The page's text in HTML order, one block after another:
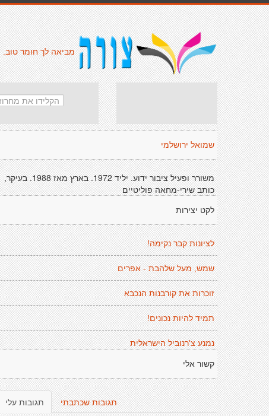
מביאה לך חומר טוב.
שמואל ירושלמי
משורר ופעיל ציבור ידוע. יליד 1972. בארץ מאז 1988. בעיקר,
כותב שירי-מחאה פוליטיים
לקט יצירות
לציונות קבר נקימה!
שמש, מעל שלהבת - אפרים
זוכרות את קורבנות הנכבא
תמיד להיות נכונים!
נמנע צ'רנוביל הישראלית
קשור אלי
תגובות עלי תגובות שכתבתי